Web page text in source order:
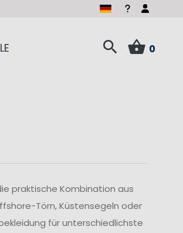
0
praktische Kombination aus
Törn, Küstensegeln oder
für unterschiedlichste